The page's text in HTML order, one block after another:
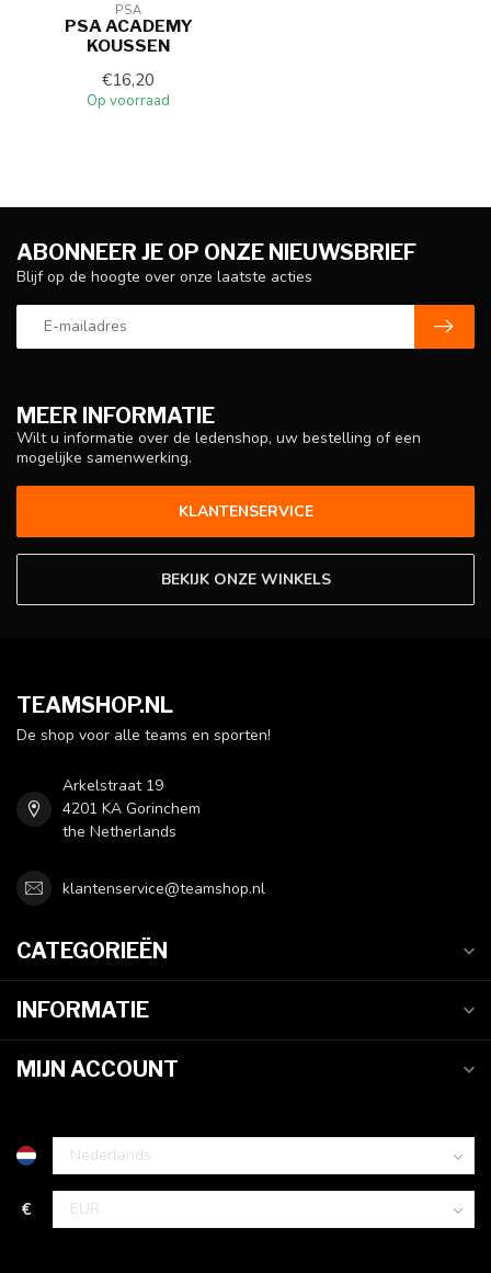
PSA
PSA ACADEMY
KOUSSEN
€16,20
Op voorraad
MEER INFORMATIE
Wilt u informatie over de ledenshop, uw bestelling of een
mogelijke samenwerking.
KLANTENSERVICE
BEKIJK ONZE WINKELS
ABONNEER JE OP ONZE NIEUWSBRIEF
Blijf op de hoogte over onze laatste acties
TEAMSHOP.NL
De shop voor alle teams en sporten!
Arkelstraat 19
4201 KA Gorinchem
the Netherlands
klantenservice@teamshop.nl
CATEGORIEËN
INFORMATIE
MIJN ACCOUNT
€